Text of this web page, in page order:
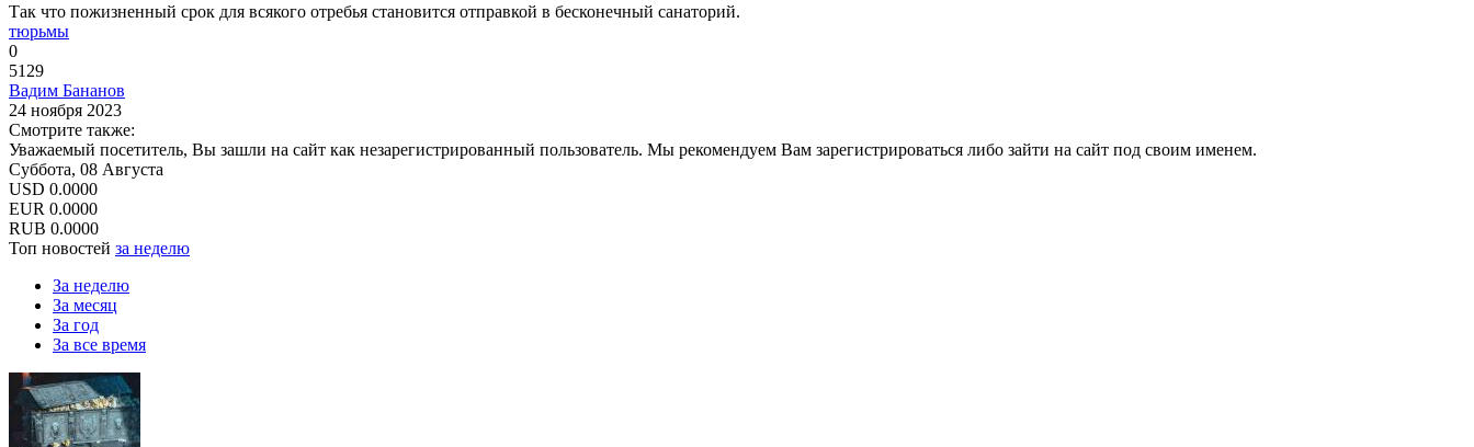
Так что пожизненный срок для всякого отребья становится отправкой в бесконечный санаторий.
тюрьмы
0
5129
Вадим Бананов
24 ноября 2023
Смотрите также:
Уважаемый посетитель, Вы зашли на сайт как незарегистрированный пользователь. Мы рекомендуем Вам зарегистрироваться либо зайти на сайт под своим именем.
Суббота, 08 Августа
USD 0.0000
EUR 0.0000
RUB 0.0000
Топ новостей за неделю
За неделю
За месяц
За год
За все время